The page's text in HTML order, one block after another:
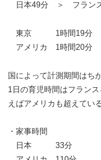
日本49分 ＞ フラン
東京 1時間19分
アメリカ 1時間20分
国によって計測期間はち
1日の育児時間はフラン
えばアメリカも超えている
・家事時間
日本 33分